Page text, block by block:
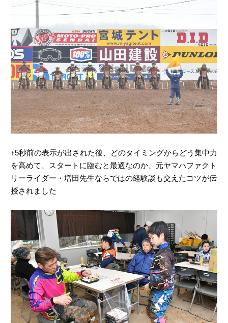
↑5秒前の表示が出された後、どのタイミングからどう集中力
を高めて、スタートに臨むと最適なのか、元ヤマハファクト
リーライダー・増田先生ならではの経験談も交えたコツが伝
授されました